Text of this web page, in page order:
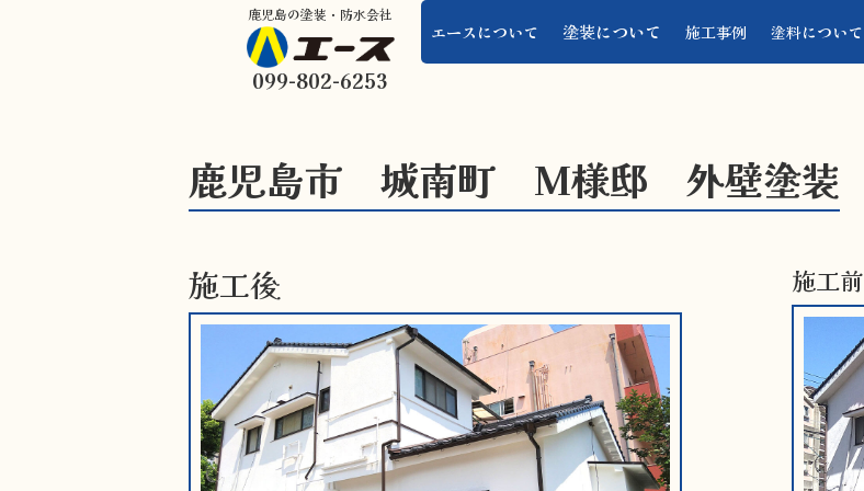
鹿児島の塗装・防水会社
099-802-6253
エースについて 塗装について 施工事例 塗料について
鹿児島市 城南町 M様邸 外壁塗装
施工後 施工前